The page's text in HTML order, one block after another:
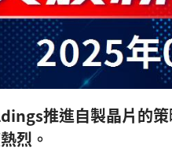
推進自製晶片的
烈。